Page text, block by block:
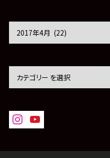
カ
ブ